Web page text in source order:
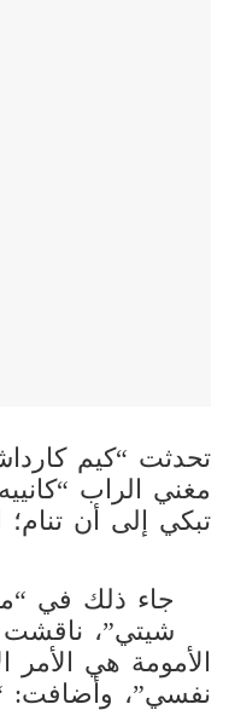
تحدثت “كيم
مغني الراب
تبكي إلى أن
جاء ذلك في
شيتي”، ناقشت
الأمومة هي الأمر
نفسي”، وأضافت: